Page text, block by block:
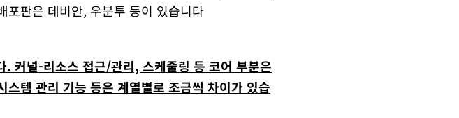
판은 데비안, 우분투 등이 있습니다
커널-리소스 접근/관리, 스케줄링 등 코어 부분은
템 관리 기능 등은 계열별로 조금씩 차이가 있습